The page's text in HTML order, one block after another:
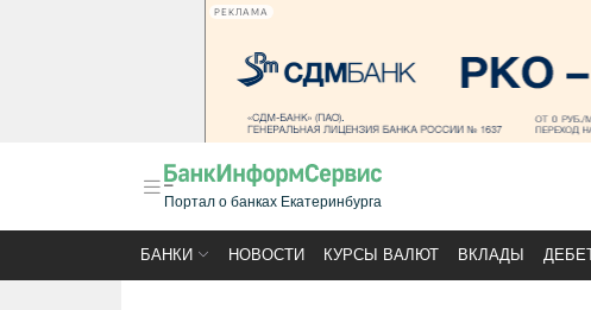
РЕКЛАМА
Портал о банках Екатеринбурга
БАНКИ НОВОСТИ КУРСЫ ВАЛЮТ ВКЛАДЫ